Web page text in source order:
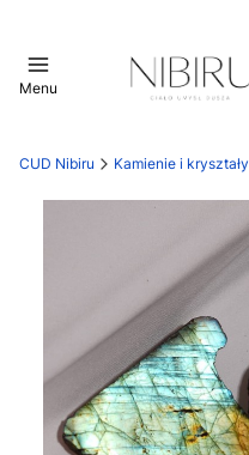
Menu
CUD Nibiru Kamienie i kryształy